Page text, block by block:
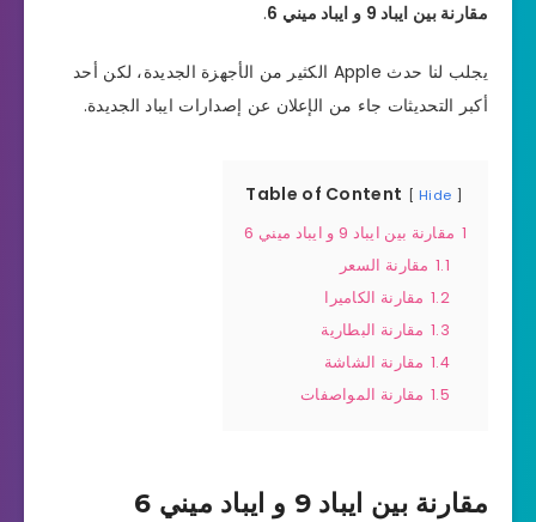
مقارنة بين ايباد 9 و ايباد ميني 6
.
يجلب لنا حدث Apple الكثير من الأجهزة الجديدة، لكن أحد
أكبر التحديثات جاء من الإعلان عن إصدارات ايباد الجديدة.
Table of Content Hide
1 مقارنة بين ايباد 9 و ايباد ميني 6
1.1 مقارنة السعر
1.2 مقارنة الكاميرا
1.3 مقارنة البطارية
1.4 مقارنة الشاشة
1.5 مقارنة المواصفات
مقارنة بين ايباد 9 و ايباد ميني 6